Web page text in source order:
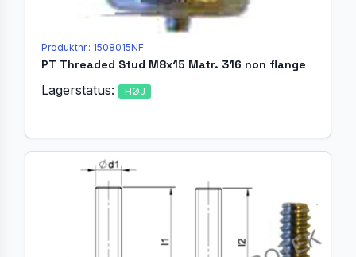
Produktnr.: 1508015NF
PT Threaded Stud M8x15 Matr. 316 non flange
Lagerstatus: HØJ